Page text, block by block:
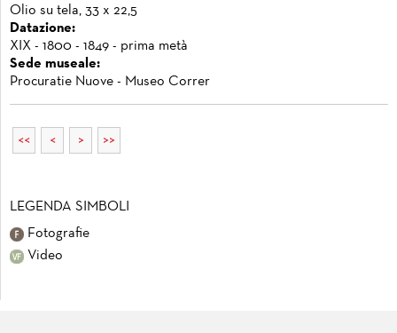
Olio su tela, 33 x 22,5
Datazione:
XIX - 1800 - 1849 - prima metà
Sede museale:
Procuratie Nuove - Museo Correr
<< < > >>
LEGENDA SIMBOLI
Fotografie
Video